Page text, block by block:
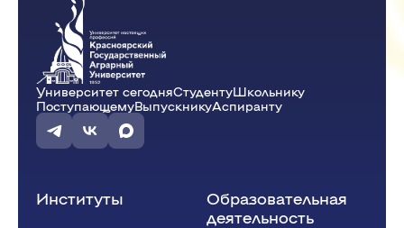
Университет сегодняСтудентуШкольнику
ПоступающемуВыпускникуАспиранту
Институты
Образовательная
деятельность